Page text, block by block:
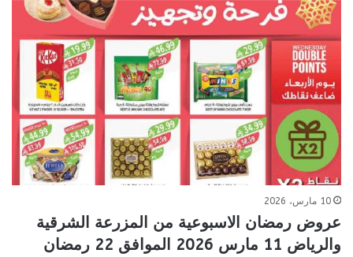
10 مارس، 2026
عروض رمضان الاسبوعية من المزرعة الشرقية
والرياض 11 مارس 2026 الموافق 22 رمضان